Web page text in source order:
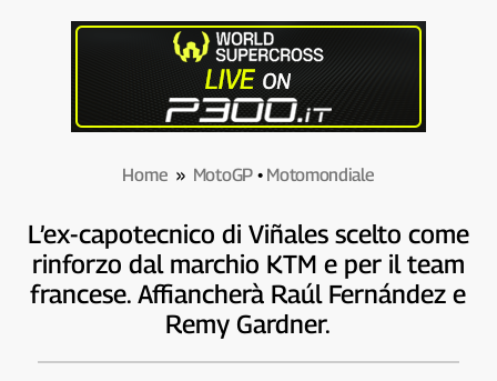
Home » MotoGP • Motomondiale
L’ex-capotecnico di Viñales scelto come
rinforzo dal marchio KTM e per il team
francese. Affiancherà Raúl Fernández e
Remy Gardner.